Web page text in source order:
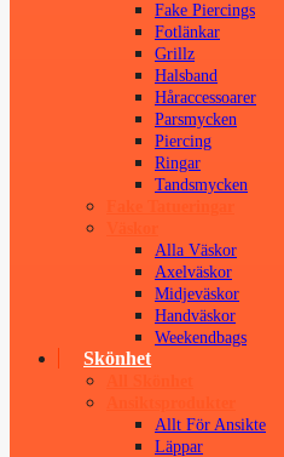
Fake Piercings
Fotlänkar
Grillz
Halsband
Håraccessoarer
Parsmycken
Piercing
Ringar
Tandsmycken
Alla Väskor
Axelväskor
Midjeväskor
Handväskor
Weekendbags
Skönhet
Allt För Ansikte
Läppar